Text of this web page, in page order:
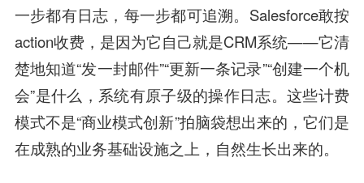
一步都有日志，每一步都可追溯。Salesforce敢按
action收费，是因为它自己就是CRM系统——它清
楚地知道“发一封邮件”“更新一条记录”“创建一个机
会”是什么，系统有原子级的操作日志。这些计费
模式不是“商业模式创新”拍脑袋想出来的，它们是
在成熟的业务基础设施之上，自然生长出来的。